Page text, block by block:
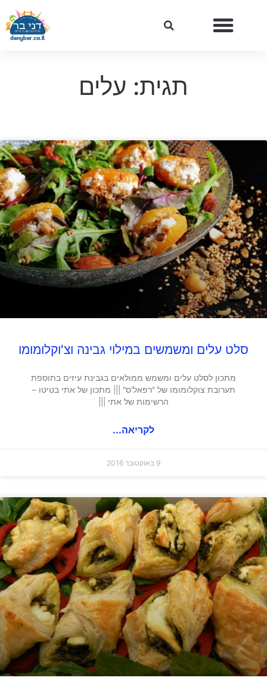
תגית: עלים
סלט עלים ומשמשים במילוי גבינה וצ'וקלומומו
מתכון לסלט עלים ומשמש ממולאים בגבינת עיזים בתוספת
תערובת צוקלומומו של "רפאל'ס" ||| מתכון של אתי בטיטו –
הרשימות של אתי |||
לקריאה...
9 באוקטובר 2016